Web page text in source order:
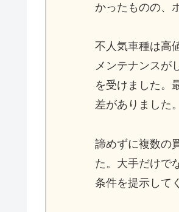
かったものの、
不人気車種は高
メンテナンスが
を受けました。
差がありました。
諦めずに複数の
た。大手だけで
条件を提示して